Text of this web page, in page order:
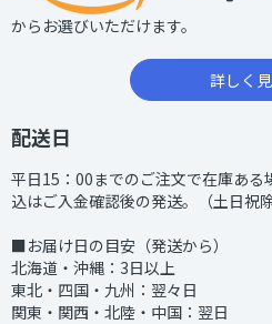
からお選びいただけます。
詳しく
配送日
平日15：00までのご注文で在庫あ
込はご入金確認後の発送。（土日祝除
■お届け日の目安（発送から）
北海道・沖縄：3日以上
東北・四国・九州：翌々日
関東・関西・北陸・中国：翌日